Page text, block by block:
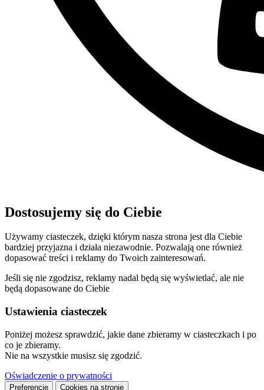
Dostosujemy się do Ciebie
Używamy ciasteczek, dzięki którym nasza strona jest dla Ciebie
bardziej przyjazna i działa niezawodnie. Pozwalają one również
dopasować treści i reklamy do Twoich zainteresowań.
Jeśli się nie zgodzisz, reklamy nadal będą się wyświetlać, ale nie
będą dopasowane do Ciebie
Ustawienia ciasteczek
Poniżej możesz sprawdzić, jakie dane zbieramy w ciasteczkach i po
co je zbieramy.
Nie na wszystkie musisz się zgodzić.
Oświadczenie o prywatności
Preferencje Cookies na stronie